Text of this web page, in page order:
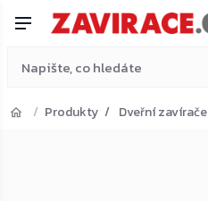
Produkty Dveřní zavírače
3 920 Kč